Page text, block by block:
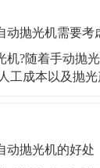
动抛光机需要考
机?随着手动抛
工成本以及抛
规模、产量大小
动抛光机的好处